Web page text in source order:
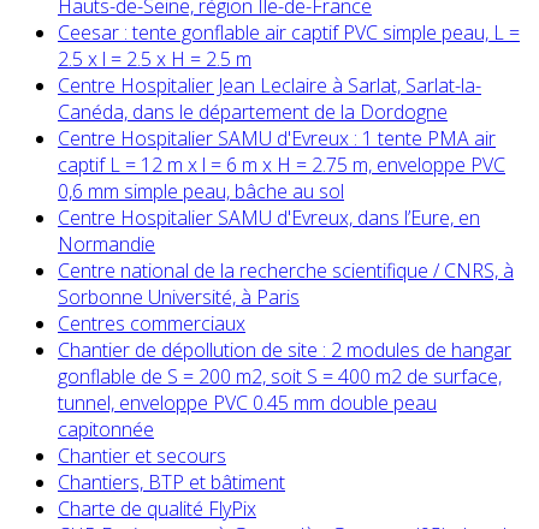
Hauts-de-Seine, région Île-de-France
Ceesar : tente gonflable air captif PVC simple peau, L =
2.5 x l = 2.5 x H = 2.5 m
Centre Hospitalier Jean Leclaire à Sarlat, Sarlat-la-
Canéda, dans le département de la Dordogne
Centre Hospitalier SAMU d'Evreux : 1 tente PMA air
captif L = 12 m x l = 6 m x H = 2.75 m, enveloppe PVC
0,6 mm simple peau, bâche au sol
Centre Hospitalier SAMU d'Evreux, dans l’Eure, en
Normandie
Centre national de la recherche scientifique / CNRS, à
Sorbonne Université, à Paris
Centres commerciaux
Chantier de dépollution de site : 2 modules de hangar
gonflable de S = 200 m2, soit S = 400 m2 de surface,
tunnel, enveloppe PVC 0.45 mm double peau
capitonnée
Chantier et secours
Chantiers, BTP et bâtiment
Charte de qualité FlyPix